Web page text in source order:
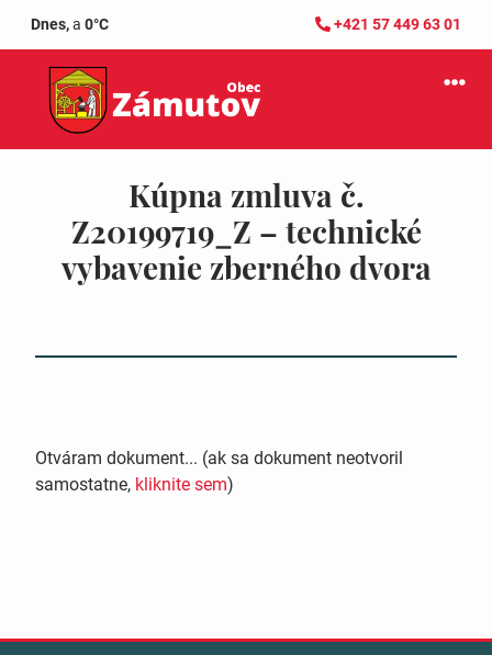
Dnes,a 0°C +421 57 449 63 01
Kúpna zmluva č.
Z20199719_Z – technické
vybavenie zberného dvora
Otváram dokument... (ak sa dokument neotvoril
samostatne, kliknite sem)